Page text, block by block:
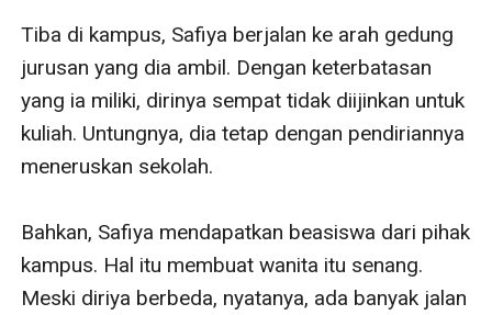
Tiba di kampus, Safiya berjalan ke arah gedung
jurusan yang dia ambil. Dengan keterbatasan
yang ia miliki, dirinya sempat tidak diijinkan untuk
kuliah. Untungnya, dia tetap dengan pendiriannya
meneruskan sekolah.
Bahkan, Safiya mendapatkan beasiswa dari pihak
kampus. Hal itu membuat wanita itu senang.
Meski diriya berbeda, nyatanya, ada banyak jalan